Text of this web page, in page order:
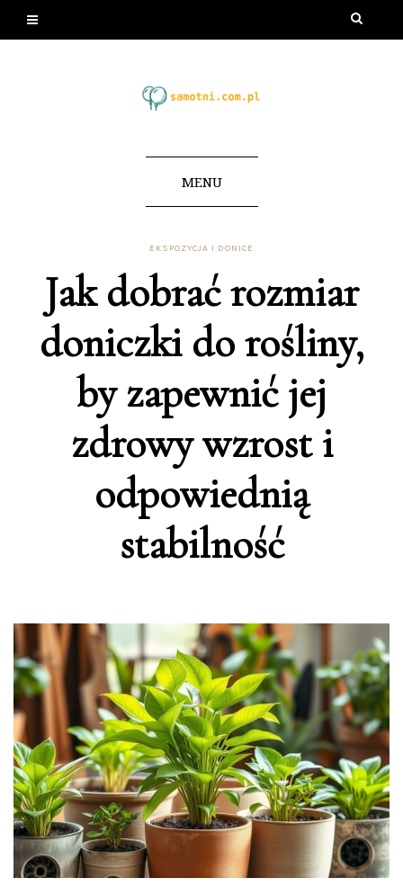
MENU
EKSPOZYCJA I DONICE
Jak dobrać rozmiar
doniczki do rośliny,
by zapewnić jej
zdrowy wzrost i
odpowiednią
stabilność